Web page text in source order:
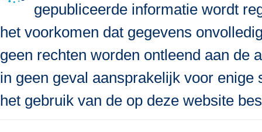
gepubliceerde informatie wordt
het voorkomen dat gegevens
geen rechten worden ontleend aan de
in geen geval aansprakelijk voor
het gebruik van de op deze website